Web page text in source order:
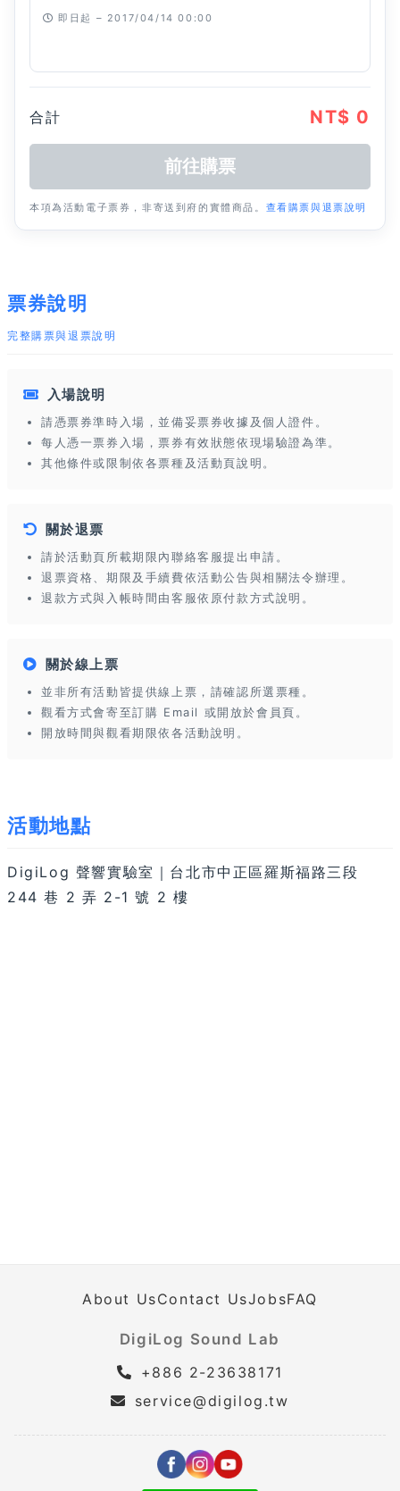
即日起 – 2017/04/14 00:00
合計 NT$ 0
本項為活動電子票券，非寄送到府的實體商品。 查看購票與退票說明
票券說明
完整購票與退票說明
入場說明
請憑票券準時入場，並備妥票券收據及個人證件。
每人憑一票券入場，票券有效狀態依現場驗證為準。
其他條件或限制依各票種及活動頁說明。
關於退票
請於活動頁所載期限內聯絡客服提出申請。
退票資格、期限及手續費依活動公告與相關法令辦理。
退款方式與入帳時間由客服依原付款方式說明。
關於線上票
並非所有活動皆提供線上票，請確認所選票種。
觀看方式會寄至訂購 Email 或開放於會員頁。
開放時間與觀看期限依各活動說明。
活動地點
DigiLog 聲響實驗室｜台北市中正區羅斯福路三段
244 巷 2 弄 2-1 號 2 樓
About UsContact UsJobsFAQ
DigiLog Sound Lab
+886 2-23638171
service@digilog.tw